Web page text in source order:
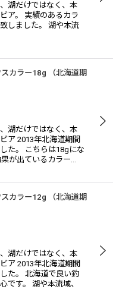
湖だけではなく、本
ア。 実績のあるカラ
しました。 湖や本流
カラー18g （北海道期
湖だけではなく、本
ア 2013年北海道期間
た。 こちらは18gにな
が出ているカラー…
カラー12g （北海道期
湖だけではなく、本
ア 2013年北海道期間
た。 北海道で良い釣
です。 湖や本流域、